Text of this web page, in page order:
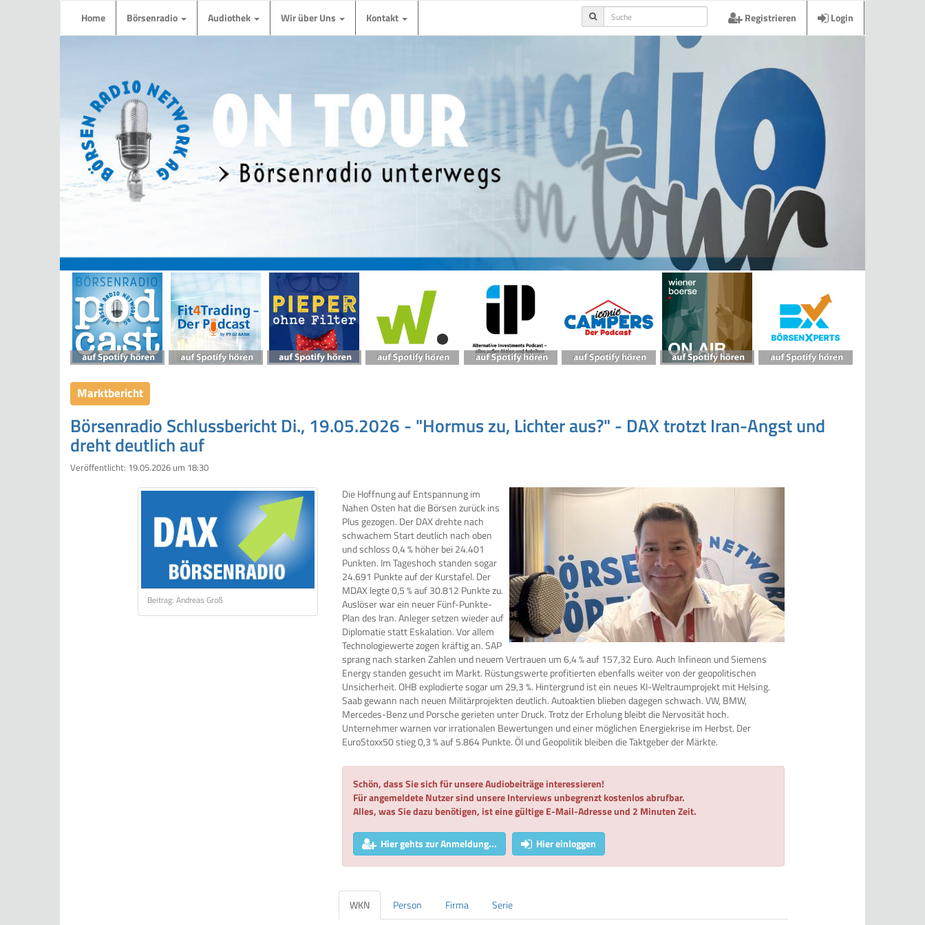
Home Börsenradio Audiothek Wir über Uns Kontakt Registrieren Login
Marktbericht
Börsenradio Schlussbericht Di., 19.05.2026 - "Hormus zu, Lichter aus?" - DAX trotzt Iran-Angst und
dreht deutlich auf
Veröffentlicht: 19.05.2026 um 18:30
Beitrag: Andreas Groß
Die Hoffnung auf Entspannung im
Nahen Osten hat die Börsen zurück ins
Plus gezogen. Der DAX drehte nach
schwachem Start deutlich nach oben
und schloss 0,4 % höher bei 24.401
Punkten. Im Tageshoch standen sogar
24.691 Punkte auf der Kurstafel. Der
MDAX legte 0,5 % auf 30.812 Punkte zu.
Auslöser war ein neuer Fünf-Punkte-
Plan des Iran. Anleger setzen wieder auf
Diplomatie statt Eskalation. Vor allem
Technologiewerte zogen kräftig an. SAP
sprang nach starken Zahlen und neuem Vertrauen um 6,4 % auf 157,32 Euro. Auch Infineon und Siemens
Energy standen gesucht im Markt. Rüstungswerte profitierten ebenfalls weiter von der geopolitischen
Unsicherheit. OHB explodierte sogar um 29,3 %. Hintergrund ist ein neues KI-Weltraumprojekt mit Helsing.
Saab gewann nach neuen Militärprojekten deutlich. Autoaktien blieben dagegen schwach. VW, BMW,
Mercedes-Benz und Porsche gerieten unter Druck. Trotz der Erholung bleibt die Nervosität hoch.
Unternehmer warnen vor irrationalen Bewertungen und einer möglichen Energiekrise im Herbst. Der
EuroStoxx50 stieg 0,3 % auf 5.864 Punkte. Öl und Geopolitik bleiben die Taktgeber der Märkte.
Schön, dass Sie sich für unsere Audiobeiträge interessieren!
Für angemeldete Nutzer sind unsere Interviews unbegrenzt kostenlos abrufbar.
Alles, was Sie dazu benötigen, ist eine gültige E-Mail-Adresse und 2 Minuten Zeit.
Hier gehts zur Anmeldung... Hier einloggen
WKN Person Firma Serie